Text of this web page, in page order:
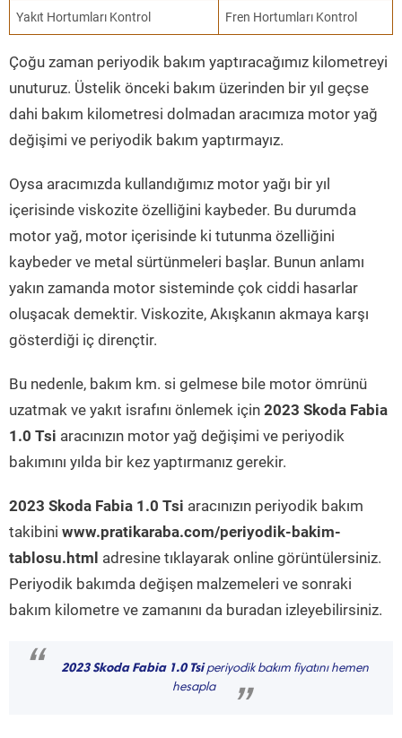
Yakıt Hortumları Kontrol Fren Hortumları Kontrol
Çoğu zaman periyodik bakım yaptıracağımız kilometreyi
unuturuz. Üstelik önceki bakım üzerinden bir yıl geçse
dahi bakım kilometresi dolmadan aracımıza motor yağ
değişimi ve periyodik bakım yaptırmayız.
Oysa aracımızda kullandığımız motor yağı bir yıl
içerisinde viskozite özelliğini kaybeder. Bu durumda
motor yağ, motor içerisinde ki tutunma özelliğini
kaybeder ve metal sürtünmeleri başlar. Bunun anlamı
yakın zamanda motor sisteminde çok ciddi hasarlar
oluşacak demektir. Viskozite, Akışkanın akmaya karşı
gösterdiği iç dirençtir.
Bu nedenle, bakım km. si gelmese bile motor ömrünü
uzatmak ve yakıt israfını önlemek için 2023 Skoda Fabia
1.0 Tsi aracınızın motor yağ değişimi ve periyodik
bakımını yılda bir kez yaptırmanız gerekir.
2023 Skoda Fabia 1.0 Tsi aracınızın periyodik bakım
takibini www.pratikaraba.com/periyodik-bakim-
tablosu.html adresine tıklayarak online görüntülersiniz.
Periyodik bakımda değişen malzemeleri ve sonraki
bakım kilometre ve zamanını da buradan izleyebilirsiniz.
“ 2023 Skoda Fabia 1.0 Tsiperiyodik bakım fiyatını hemen
hesapla
”